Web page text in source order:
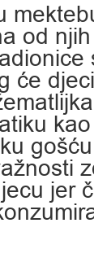
od
će
jer